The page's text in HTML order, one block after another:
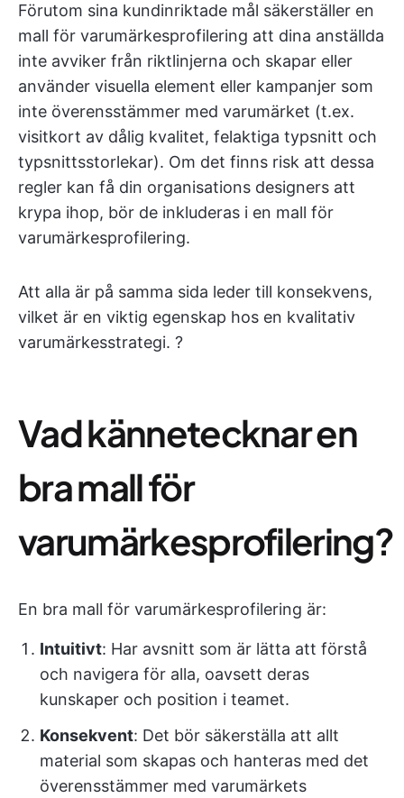
Förutom sina kundinriktade mål säkerställer en
mall för varumärkesprofilering att dina anställda
inte avviker från riktlinjerna och skapar eller
använder visuella element eller kampanjer som
inte överensstämmer med varumärket (t.ex.
visitkort av dålig kvalitet, felaktiga typsnitt och
typsnittsstorlekar). Om det finns risk att dessa
regler kan få din organisations designers att
krypa ihop, bör de inkluderas i en mall för
varumärkesprofilering.
Att alla är på samma sida leder till konsekvens,
vilket är en viktig egenskap hos en kvalitativ
varumärkesstrategi. ?
Vad kännetecknar en
bra mall för
varumärkesprofilering?
En bra mall för varumärkesprofilering är:
Intuitivt: Har avsnitt som är lätta att förstå
och navigera för alla, oavsett deras
kunskaper och position i teamet.
Konsekvent: Det bör säkerställa att allt
material som skapas och hanteras med det
överensstämmer med varumärkets